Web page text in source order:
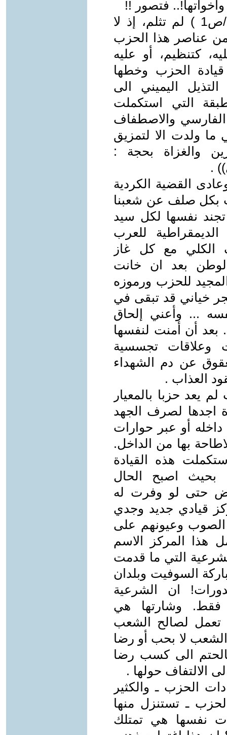
فتصور !!
2ـ ان ( وطنية الشيوعيين العراقيين/ص1 ) لم تثلم، إذ لا
من عناصر هذا الحزب
كتنظيم، أو عليه
الحزب وخطها
اليميني الى
التي استكملت
الفارسي والاصطفاف
ما ولدت الا لتمزيق
والغزاة بحجة :
.
القضية الكردية
بكل صلف عن شعبنا
نفسها لكل سيد
للعرب
الكلي مع كل غاز
بعد ان خانت
للحزب ورموزه
خياني قد تبقى في
... وأعني إلحاق
بعد أن أمنت لنفسها
وعلاقات تجسسية
عن دم الشهداء
العذاب .
يعد حزبا بالمعيار
اجدها لصرف الجهد
أو عبر حوارات
بها من الداخل.
هذه القيادة
بحيث اصبح الحال
حتى لو وفرت له
قيادي جديد وجدي
وعيونهم على
هذا المركز الاسم
التي ما قدمت
السوفيت وبلدان
ان الشرعية
فقط. وشارتها هي
تعمل لصالح الشعب
الشعب لا بحب أو رضا
الى كسب رضا
الالتفاف حولها .
الحزب ـ والكثير
ـ تستنزل منها
نفسها هي تمتلك